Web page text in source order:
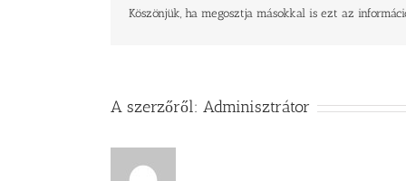
Köszönjük, ha megosztja másokkal is ezt az
A szerzőről: Adminisztrátor